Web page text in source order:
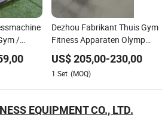
/
Dezhou Fabrikant Thuis Gym
Fitness Apparaten Olymp
Decline Bankdruk
Sportuitrusting
US$205,00-230,00
1 Set (MOQ)
EQUIPMENT CO., LTD.